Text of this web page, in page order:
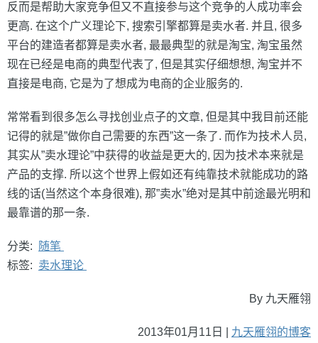
反而是帮助大家竞争但又不直接参与这个竞争的人成功率会
更高. 在这个广义理论下, 搜索引擎都算是卖水者. 并且, 很多
平台的建造者都算是卖水者, 最最典型的就是淘宝, 淘宝虽然
现在已经是电商的典型代表了, 但是其实仔细想想, 淘宝并不
直接是电商, 它是为了想成为电商的企业服务的.
常常看到很多怎么寻找创业点子的文章, 但是其中我目前还能
记得的就是”做你自己需要的东西”这一条了. 而作为技术人员,
其实从”卖水理论”中获得的收益是更大的, 因为技术本来就是
产品的支撑. 所以这个世界上假如还有纯靠技术就能成功的路
线的话(当然这个本身很难), 那”卖水”绝对是其中前途最光明和
最靠谱的那一条.
分类:
随笔
标签: 卖水理论
By 九天雁翎
2013年01月11日 | 九天雁翎的博客